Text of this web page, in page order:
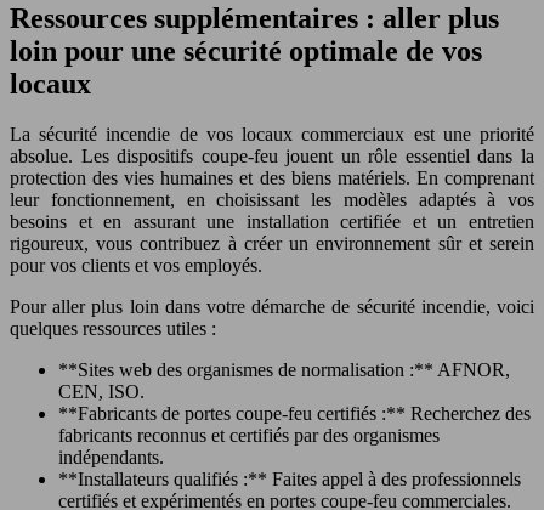
Ressources supplémentaires : aller plus
loin pour une sécurité optimale de vos
locaux
La sécurité incendie de vos locaux commerciaux est une priorité
absolue. Les dispositifs coupe-feu jouent un rôle essentiel dans la
protection des vies humaines et des biens matériels. En comprenant
leur fonctionnement, en choisissant les modèles adaptés à vos
besoins et en assurant une installation certifiée et un entretien
rigoureux, vous contribuez à créer un environnement sûr et serein
pour vos clients et vos employés.
Pour aller plus loin dans votre démarche de sécurité incendie, voici
quelques ressources utiles :
**Sites web des organismes de normalisation :** AFNOR,
CEN, ISO.
**Fabricants de portes coupe-feu certifiés :** Recherchez des
fabricants reconnus et certifiés par des organismes
indépendants.
**Installateurs qualifiés :** Faites appel à des professionnels
certifiés et expérimentés en portes coupe-feu commerciales.